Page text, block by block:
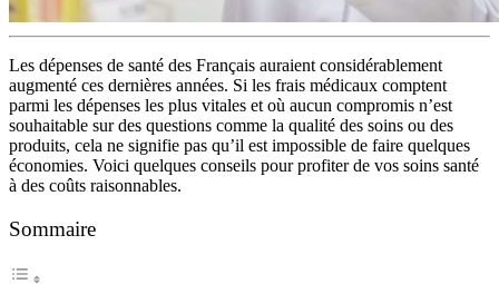
Les dépenses de santé des Français auraient considérablement
augmenté ces dernières années. Si les frais médicaux comptent
parmi les dépenses les plus vitales et où aucun compromis n’est
souhaitable sur des questions comme la qualité des soins ou des
produits, cela ne signifie pas qu’il est impossible de faire quelques
économies. Voici quelques conseils pour profiter de vos soins santé
à des coûts raisonnables.
Sommaire